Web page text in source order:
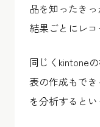
品を知ったき
結果ごとにレ
同じくkintone
表の作成もで
を分析するとい